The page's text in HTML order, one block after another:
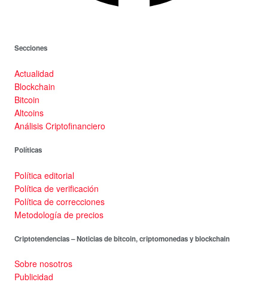
Secciones
Actualidad
Blockchain
Bitcoin
Altcoins
Análisis Criptofinanciero
Políticas
Política editorial
Política de verificación
Política de correcciones
Metodología de precios
Criptotendencias – Noticias de bitcoin, criptomonedas y blockchain
Sobre nosotros
Publicidad